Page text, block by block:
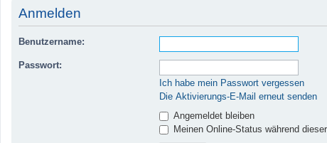
Anmelden
Benutzername:
Passwort:
Ich habe mein Passwort vergessen
Die Aktivierungs-E-Mail erneut senden
Angemeldet bleiben
Meinen Online-Status während